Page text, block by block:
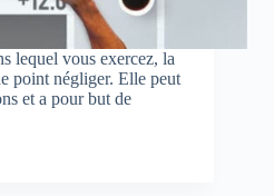
lequel vous exercez, la
point négliger. Elle peut
et a pour but de